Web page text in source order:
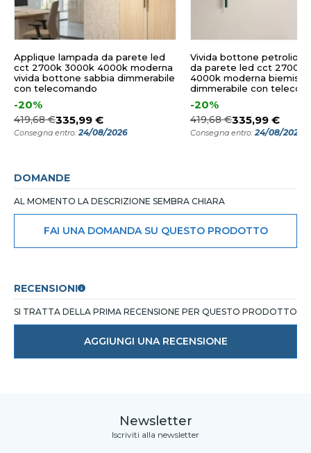
Applique lampada da parete led
cct 2700k 3000k 4000k moderna
vivida bottone sabbia dimmerabile
con telecomando
-20%
419,68 €335,99 €
Consegna entro:24/08/2026
Vivida bottone petrolio
da parete led cct 2700k
4000k moderna
dimmerabile con
-20%
419,68 €335,99 €
Consegna entro:24/08/2026
DOMANDE
AL MOMENTO LA DESCRIZIONE SEMBRA CHIARA
FAI UNA DOMANDA SU QUESTO PRODOTTO
RECENSIONI
SI TRATTA DELLA PRIMA RECENSIONE PER QUESTO PRODOTTO
AGGIUNGI UNA RECENSIONE
Newsletter
Iscriviti alla newsletter